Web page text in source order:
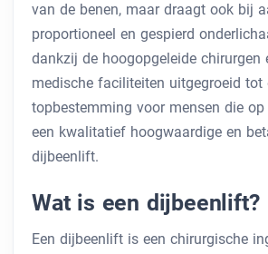
van de benen, maar draagt ​​ook bij
proportioneel en gespierd
dankzij de hoogopgeleide chirurgen
medische faciliteiten uitgegroeid tot
topbestemming voor mensen die
een kwalitatief hoogwaardige en
dijbeenlift.
Wat is een dijbeenlift?
Een dijbeenlift is een chirurgische